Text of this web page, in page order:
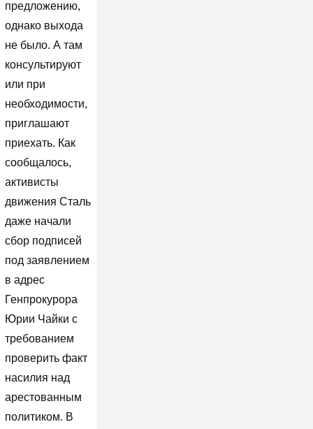
предложению,
однако выхода
не было. А там
консультируют
или при
необходимости,
приглашают
приехать. Как
сообщалось,
активисты
движения Сталь
даже начали
сбор подписей
под заявлением
в адрес
Генпрокурора
Юрии Чайки с
требованием
проверить факт
насилия над
арестованным
политиком. В